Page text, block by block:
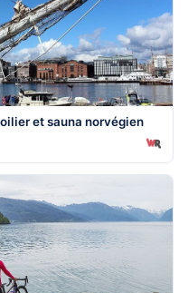
et sauna norvégien